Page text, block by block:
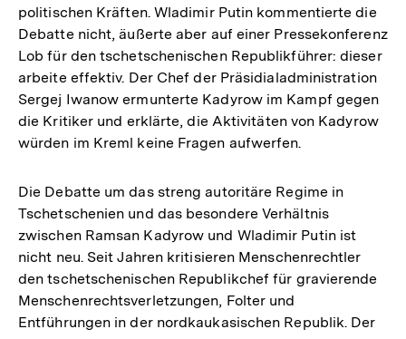
politischen Kräften. Wladimir Putin kommentierte die
Debatte nicht, äußerte aber auf einer Pressekonferenz
Lob für den tschetschenischen Republikführer: dieser
arbeite effektiv. Der Chef der Präsidialadministration
Sergej Iwanow ermunterte Kadyrow im Kampf gegen
die Kritiker und erklärte, die Aktivitäten von Kadyrow
würden im Kreml keine Fragen aufwerfen.
Die Debatte um das streng autoritäre Regime in
Tschetschenien und das besondere Verhältnis
zwischen Ramsan Kadyrow und Wladimir Putin ist
nicht neu. Seit Jahren kritisieren Menschenrechtler
den tschetschenischen Republikchef für gravierende
Menschenrechtsverletzungen, Folter und
Entführungen in der nordkaukasischen Republik. Der